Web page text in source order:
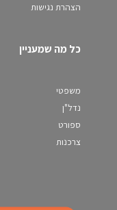
הצהרת נגישות
כל מה שמעניין
משפטי
נדל"ן
ספורט
צרכנות